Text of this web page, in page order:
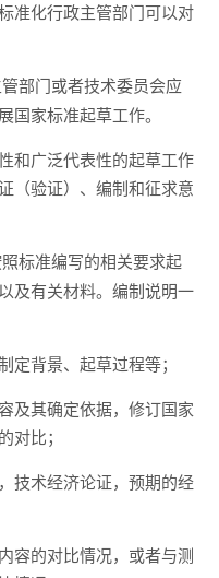
准化行政主管部门可以对
部门或者技术委员会应
国家标准起草工作。
和广泛代表性的起草工作
（验证）、编制和征求意
标准编写的相关要求起
及有关材料。编制说明一
定背景、起草过程等；
及其确定依据，修订国家
对比；
技术经济论证，预期的经
容的对比情况，或者与测